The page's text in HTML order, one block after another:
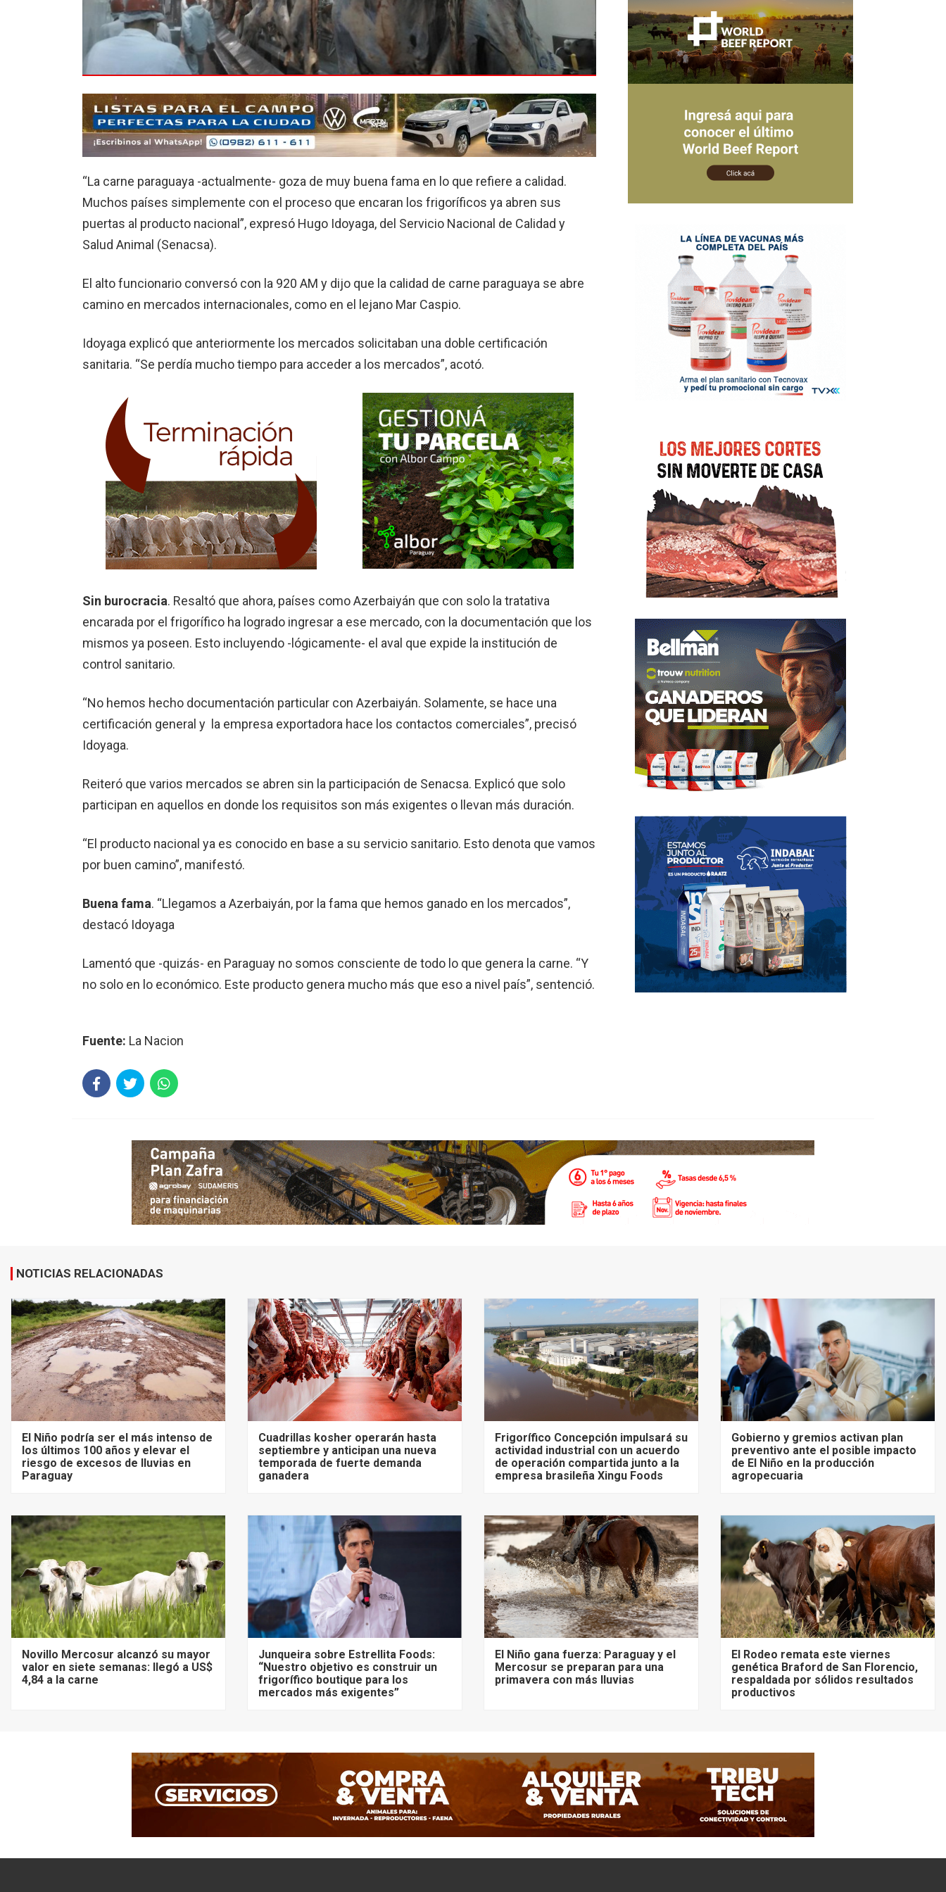
“La carne paraguaya -actualmente- goza de muy buena fama en lo que refiere a calidad.
Muchos países simplemente con el proceso que encaran los frigoríficos ya abren sus
puertas al producto nacional”, expresó Hugo Idoyaga, del Servicio Nacional de Calidad y
Salud Animal (Senacsa).
El alto funcionario conversó con la 920 AM y dijo que la calidad de carne paraguaya se abre
camino en mercados internacionales, como en el lejano Mar Caspio.
Idoyaga explicó que anteriormente los mercados solicitaban una doble certificación
sanitaria. “Se perdía mucho tiempo para acceder a los mercados”, acotó.
Sin burocracia. Resaltó que ahora, países como Azerbaiyán que con solo la tratativa
encarada por el frigorífico ha logrado ingresar a ese mercado, con la documentación que los
mismos ya poseen. Esto incluyendo -lógicamente- el aval que expide la institución de
control sanitario.
“No hemos hecho documentación particular con Azerbaiyán. Solamente, se hace una
certificación general y la empresa exportadora hace los contactos comerciales”, precisó
Idoyaga.
Reiteró que varios mercados se abren sin la participación de Senacsa. Explicó que solo
participan en aquellos en donde los requisitos son más exigentes o llevan más duración.
“El producto nacional ya es conocido en base a su servicio sanitario. Esto denota que vamos
por buen camino”, manifestó.
Buena fama. “Llegamos a Azerbaiyán, por la fama que hemos ganado en los mercados”,
destacó Idoyaga
Lamentó que -quizás- en Paraguay no somos consciente de todo lo que genera la carne. “Y
no solo en lo económico. Este producto genera mucho más que eso a nivel país”, sentenció.
Fuente: La Nacion
NOTICIAS RELACIONADAS
El Niño podría ser el más intenso de
los últimos 100 años y elevar el
riesgo de excesos de lluvias en
Paraguay
Cuadrillas kosher operarán hasta
septiembre y anticipan una nueva
temporada de fuerte demanda
ganadera
Frigorífico Concepción impulsará su
actividad industrial con un acuerdo
de operación compartida junto a la
empresa brasileña Xingu Foods
Gobierno y gremios activan plan
preventivo ante el posible impacto
de El Niño en la producción
agropecuaria
Novillo Mercosur alcanzó su mayor
valor en siete semanas: llegó a US$
4,84 a la carne
Junqueira sobre Estrellita Foods:
“Nuestro objetivo es construir un
frigorífico boutique para los
mercados más exigentes”
El Niño gana fuerza: Paraguay y el
Mercosur se preparan para una
primavera con más lluvias
El Rodeo remata este viernes
genética Braford de San Florencio,
respaldada por sólidos resultados
productivos